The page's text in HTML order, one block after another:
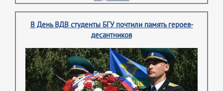
В День ВДВ студенты БГУ почтили память героев-
десантников